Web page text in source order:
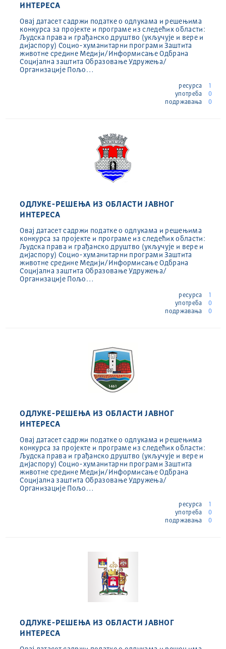
ИНТЕРЕСА
Овај датасет садржи податке о одлукама и решењима
конкурса за пројекте и програме из следећих области:
Људска права и грађанско друштво (укључује и вере и
дијаспору) Социо-хуманитарни програми Заштита
животне средине Медији/Информисање Одбрана
Социјална заштита Образовање Удружења/
Организације Пољо…
ресурса
1
употреба
0
подржавања
0
ОДЛУКЕ-РЕШЕЊА ИЗ ОБЛАСТИ ЈАВНОГ
ИНТЕРЕСА
Овај датасет садржи податке о одлукама и решењима
конкурса за пројекте и програме из следећих области:
Људска права и грађанско друштво (укључује и вере и
дијаспору) Социо-хуманитарни програми Заштита
животне средине Медији/Информисање Одбрана
Социјална заштита Образовање Удружења/
Организације Пољо…
ресурса
1
употреба
0
подржавања
0
ОДЛУКЕ-РЕШЕЊА ИЗ ОБЛАСТИ ЈАВНОГ
ИНТЕРЕСА
Овај датасет садржи податке о одлукама и решењима
конкурса за пројекте и програме из следећих области:
Људска права и грађанско друштво (укључује и вере и
дијаспору) Социо-хуманитарни програми Заштита
животне средине Медији/Информисање Одбрана
Социјална заштита Образовање Удружења/
Организације Пољо…
ресурса
1
употреба
0
подржавања
0
ОДЛУКЕ-РЕШЕЊА ИЗ ОБЛАСТИ ЈАВНОГ
ИНТЕРЕСА